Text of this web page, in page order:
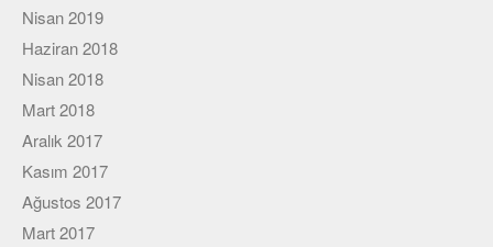
Nisan 2019
Haziran 2018
Nisan 2018
Mart 2018
Aralık 2017
Kasım 2017
Ağustos 2017
Mart 2017